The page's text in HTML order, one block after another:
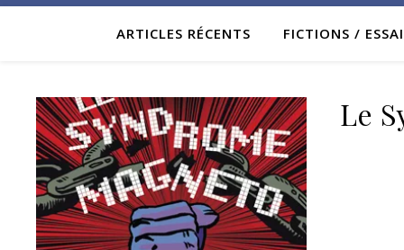
ARTICLES RÉCENTS FICTIONS /
Le